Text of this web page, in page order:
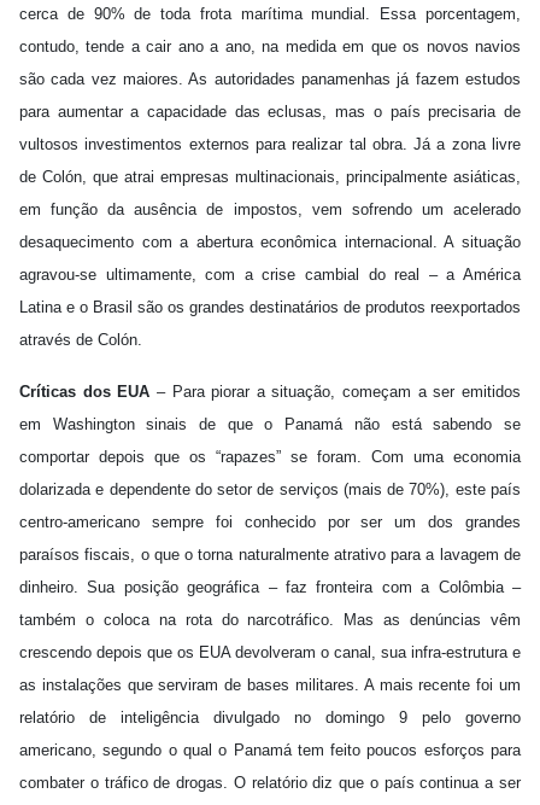
cerca de 90% de toda frota marítima mundial. Essa porcentagem,
contudo, tende a cair ano a ano, na medida em que os novos navios
são cada vez maiores. As autoridades panamenhas já fazem estudos
para aumentar a capacidade das eclusas, mas o país precisaria de
vultosos investimentos externos para realizar tal obra. Já a zona livre
de Colón, que atrai empresas multinacionais, principalmente asiáticas,
em função da ausência de impostos, vem sofrendo um acelerado
desaquecimento com a abertura econômica internacional. A situação
agravou-se ultimamente, com a crise cambial do real – a América
Latina e o Brasil são os grandes destinatários de produtos reexportados
através de Colón.
Críticas dos EUA – Para piorar a situação, começam a ser emitidos
em Washington sinais de que o Panamá não está sabendo se
comportar depois que os “rapazes” se foram. Com uma economia
dolarizada e dependente do setor de serviços (mais de 70%), este país
centro-americano sempre foi conhecido por ser um dos grandes
paraísos fiscais, o que o torna naturalmente atrativo para a lavagem de
dinheiro. Sua posição geográfica – faz fronteira com a Colômbia –
também o coloca na rota do narcotráfico. Mas as denúncias vêm
crescendo depois que os EUA devolveram o canal, sua infra-estrutura e
as instalações que serviram de bases militares. A mais recente foi um
relatório de inteligência divulgado no domingo 9 pelo governo
americano, segundo o qual o Panamá tem feito poucos esforços para
combater o tráfico de drogas. O relatório diz que o país continua a ser